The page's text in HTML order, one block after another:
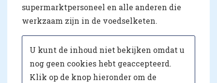
supermarktpersoneel en alle anderen die
werkzaam zijn in de voedselketen.
U kunt de inhoud niet bekijken omdat u
nog geen cookies hebt geaccepteerd.
Klik op de knop hieronder om de